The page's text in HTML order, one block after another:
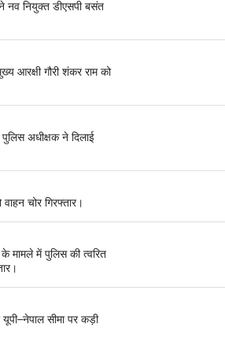
13, 2025
बनाए रखने के लिए किया गया फ्लैग मार्च
में विशेष सुरक्षा व्यवस्था सुनिश्चित की गई
वालों पर सख्त कार्रवाई की चेतावनी
ध्वनि प्रदूषण पर कड़े प्रतिबंध लागू
पोस्ट डालने वालों पर पुलिस की कड़ी नजर।
फितर के शांतिपूर्ण एवं सुरक्षित आयोजन को
सतर्क है। बुधवार को पुलिस अधीक्षक
कस्बे में भारी पुलिस बल के साथ फ्लैग मार्च
से प्रेम और सौहार्द के साथ त्योहार मनाने की